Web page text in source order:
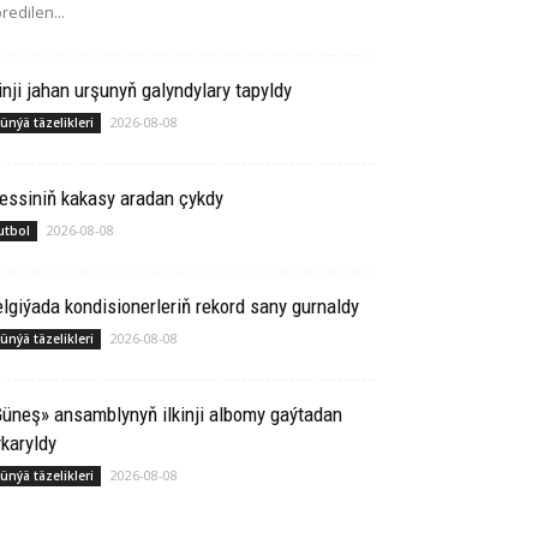
jahan urşunyň galyndylary tapyldy
täzelikleri 2026-08-08
kakasy aradan çykdy
2026-08-08
kondisionerleriň rekord sany gurnaldy
täzelikleri 2026-08-08
ansamblynyň ilkinji albomy gaýtadan
täzelikleri 2026-08-08